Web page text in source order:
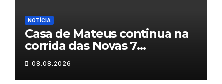
NOTÍCIA
Casa de Mateus continua na
corrida das Novas 7
Maravilhas de Portugal
08.08.2026